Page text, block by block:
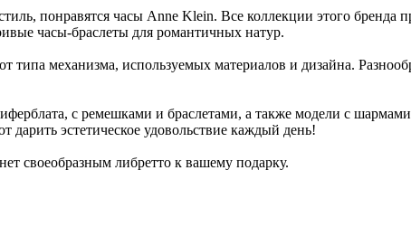
понравятся часы Anne Klein. Все коллекции этого бренда
часы-браслеты для романтичных натур.
механизма, используемых материалов и дизайна.
с ремешками и браслетами, а также модели с
эстетическое удовольствие каждый день!
своеобразным либретто к вашему подарку.